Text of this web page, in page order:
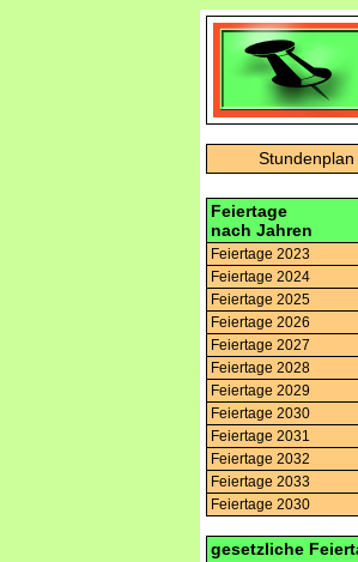
Stundenplan
Feiertage
nach Jahren
Feiertage 2023
Feiertage 2024
Feiertage 2025
Feiertage 2026
Feiertage 2027
Feiertage 2028
Feiertage 2029
Feiertage 2030
Feiertage 2031
Feiertage 2032
Feiertage 2033
Feiertage 2030
gesetzliche